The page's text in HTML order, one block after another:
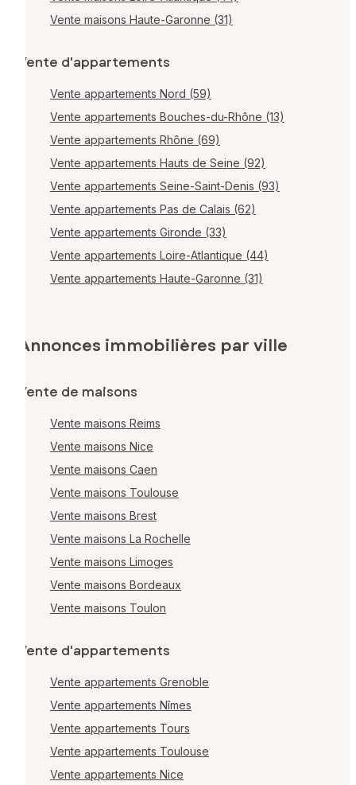
Vente maisons Haute-Garonne (31)
Vente d'appartements
Vente appartements Nord (59)
Vente appartements Bouches-du-Rhône (13)
Vente appartements Rhône (69)
Vente appartements Hauts de Seine (92)
Vente appartements Seine-Saint-Denis (93)
Vente appartements Pas de Calais (62)
Vente appartements Gironde (33)
Vente appartements Loire-Atlantique (44)
Vente appartements Haute-Garonne (31)
Annonces immobilières par ville
Vente de maisons
Vente maisons Reims
Vente maisons Nice
Vente maisons Caen
Vente maisons Toulouse
Vente maisons Brest
Vente maisons La Rochelle
Vente maisons Limoges
Vente maisons Bordeaux
Vente maisons Toulon
Vente d'appartements
Vente appartements Grenoble
Vente appartements Nîmes
Vente appartements Tours
Vente appartements Toulouse
Vente appartements Nice